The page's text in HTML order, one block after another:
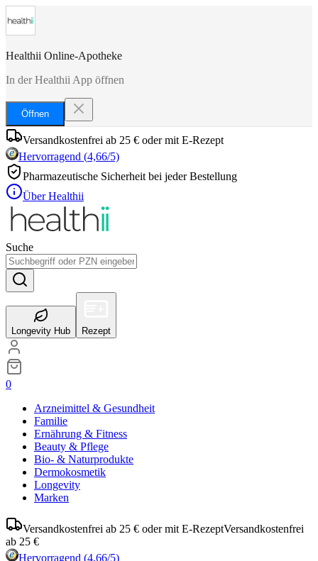
Healthii Online-Apotheke
In der Healthii App öffnen
Öffnen
Versandkostenfrei ab 25 € oder mit E-Rezept
Hervorragend (4,66/5)
Pharmazeutische Sicherheit bei jeder Bestellung
Über Healthii
Suche
Longevity Hub Rezept
0
Arzneimittel & Gesundheit
Familie
Ernährung & Fitness
Beauty & Pflege
Bio- & Naturprodukte
Dermokosmetik
Longevity
Marken
Versandkostenfrei ab 25 € oder mit E-RezeptVersandkostenfrei
ab 25 €
Hervorragend (4,66/5)